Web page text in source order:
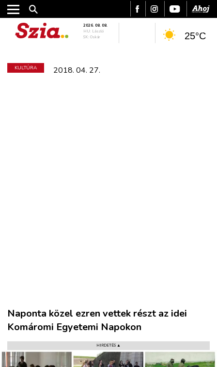
2026. 08. 08.
HU: László
SK: Oskár
25°C
KULTÚRA 2018. 04. 27.
Naponta közel ezren vettek részt az idei
Komáromi Egyetemi Napokon
HIRDETÉS ▲